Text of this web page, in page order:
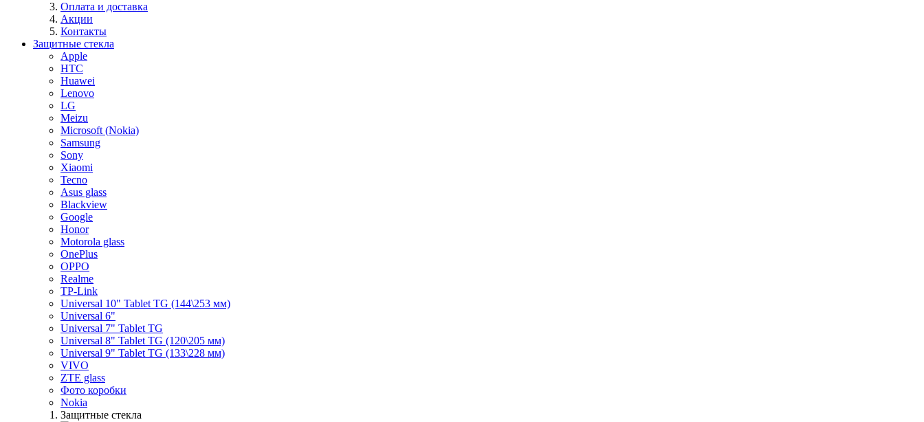
Оплата и доставка
Акции
Контакты
Защитные стекла
Apple
HTC
Huawei
Lenovo
LG
Meizu
Microsoft (Nokia)
Samsung
Sony
Xiaomi
Tecno
Asus glass
Blackview
Google
Honor
Motorola glass
OnePlus
OPPO
Realme
TP-Link
Universal 10" Tablet TG (144\253 мм)
Universal 6"
Universal 7" Tablet TG
Universal 8" Tablet TG (120\205 мм)
Universal 9" Tablet TG (133\228 мм)
VIVO
ZTE glass
Фото коробки
Nokia
Защитные стекла